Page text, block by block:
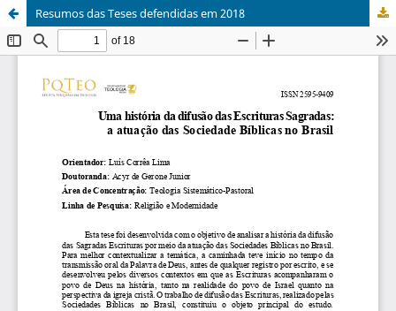
Resumos das Teses defendidas em 2018